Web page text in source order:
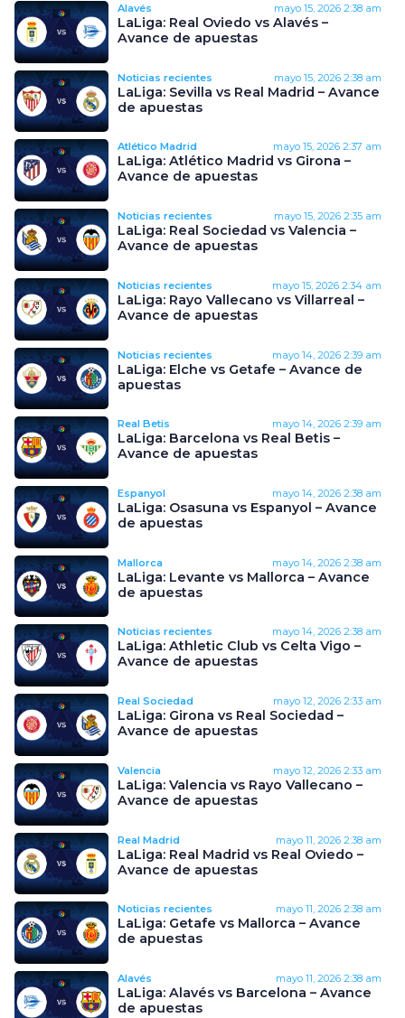
Alavés mayo 15, 2026 2:38 am
LaLiga: Real Oviedo vs Alavés –
Avance de apuestas
Noticias recientes mayo 15, 2026 2:38 am
LaLiga: Sevilla vs Real Madrid – Avance
de apuestas
Atlético Madrid mayo 15, 2026 2:37 am
LaLiga: Atlético Madrid vs Girona –
Avance de apuestas
Noticias recientes mayo 15, 2026 2:35 am
LaLiga: Real Sociedad vs Valencia –
Avance de apuestas
Noticias recientes mayo 15, 2026 2:34 am
LaLiga: Rayo Vallecano vs Villarreal –
Avance de apuestas
Noticias recientes mayo 14, 2026 2:39 am
LaLiga: Elche vs Getafe – Avance de
apuestas
Real Betis mayo 14, 2026 2:39 am
LaLiga: Barcelona vs Real Betis –
Avance de apuestas
Espanyol mayo 14, 2026 2:38 am
LaLiga: Osasuna vs Espanyol – Avance
de apuestas
Mallorca mayo 14, 2026 2:38 am
LaLiga: Levante vs Mallorca – Avance
de apuestas
Noticias recientes mayo 14, 2026 2:38 am
LaLiga: Athletic Club vs Celta Vigo –
Avance de apuestas
Real Sociedad mayo 12, 2026 2:33 am
LaLiga: Girona vs Real Sociedad –
Avance de apuestas
Valencia mayo 12, 2026 2:33 am
LaLiga: Valencia vs Rayo Vallecano –
Avance de apuestas
Real Madrid mayo 11, 2026 2:38 am
LaLiga: Real Madrid vs Real Oviedo –
Avance de apuestas
Noticias recientes mayo 11, 2026 2:38 am
LaLiga: Getafe vs Mallorca – Avance
de apuestas
Alavés mayo 11, 2026 2:38 am
LaLiga: Alavés vs Barcelona – Avance
de apuestas